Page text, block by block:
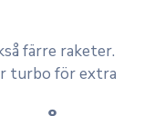
färre raketer.
turbo för extra